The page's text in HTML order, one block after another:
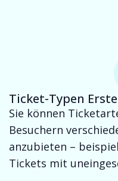
Ticket-Typen
Sie können
Besuchern
anzubieten –
Tickets mit